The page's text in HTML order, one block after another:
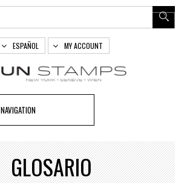
ESPAÑOL MY ACCOUNT
NAVIGATION
GLOSARIO